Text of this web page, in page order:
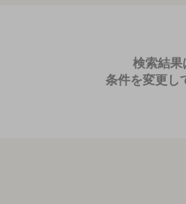
検索結果
条件を変更し